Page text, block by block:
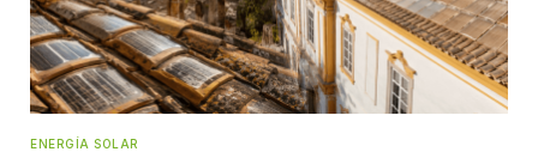
ENERGÍA SOLAR